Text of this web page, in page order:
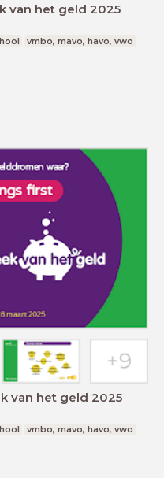
van het geld 2025
vmbo, mavo, havo, vwo
van het geld 2025
vmbo, mavo, havo, vwo